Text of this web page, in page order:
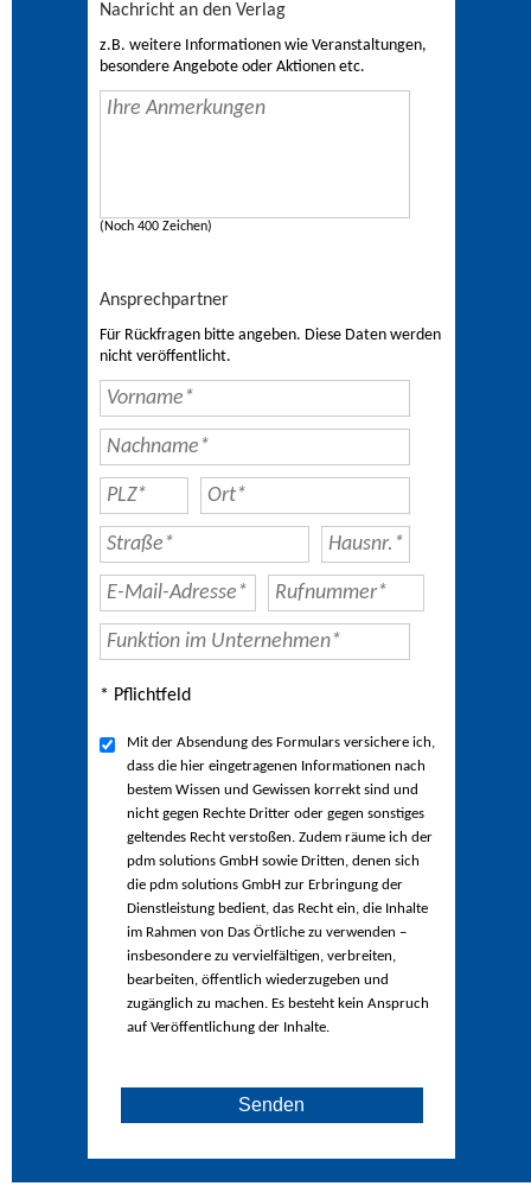
Nachricht an den Verlag
z.B. weitere Informationen wie Veranstaltungen,
besondere Angebote oder Aktionen etc.
(Noch 400 Zeichen)
Ansprechpartner
Für Rückfragen bitte angeben. Diese Daten werden
nicht veröffentlicht.
* Pflichtfeld
Mit der Absendung des Formulars versichere ich,
dass die hier eingetragenen Informationen nach
bestem Wissen und Gewissen korrekt sind und
nicht gegen Rechte Dritter oder gegen sonstiges
geltendes Recht verstoßen. Zudem räume ich der
pdm solutions GmbH sowie Dritten, denen sich
die pdm solutions GmbH zur Erbringung der
Dienstleistung bedient, das Recht ein, die Inhalte
im Rahmen von Das Örtliche zu verwenden –
insbesondere zu vervielfältigen, verbreiten,
bearbeiten, öffentlich wiederzugeben und
zugänglich zu machen. Es besteht kein Anspruch
auf Veröffentlichung der Inhalte.
Senden